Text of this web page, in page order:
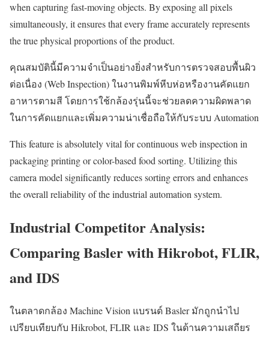
when capturing fast-moving objects. By exposing all pixels
simultaneously, it ensures that every frame accurately represents
the true physical proportions of the product.
คุณสมบัตินี้มีความจำเป็นอย่างยิ่งสำหรับการตรวจสอบพื้นผิว
ต่อเนื่อง (Web Inspection) ในงานพิมพ์หีบห่อหรืองานคัดแยก
อาหารตามสี โดยการใช้กล้องรุ่นนี้จะช่วยลดความผิดพลาด
ในการคัดแยกและเพิ่มความน่าเชื่อถือให้กับระบบ Automation
This feature is absolutely vital for continuous web inspection in
packaging printing or color-based food sorting. Utilizing this
camera model significantly reduces sorting errors and enhances
the overall reliability of the industrial automation system.
Industrial Competitor Analysis:
Comparing Basler with Hikrobot, FLIR,
and IDS
ในตลาดกล้อง Machine Vision แบรนด์ Basler มักถูกนำไป
เปรียบเทียบกับ Hikrobot, FLIR และ IDS ในด้านความเสถียร